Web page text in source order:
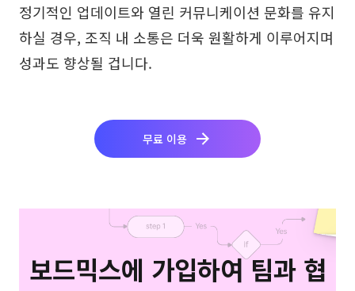
정기적인 업데이트와 열린 커뮤니케이션 문화를 유지
하실 경우, 조직 내 소통은 더욱 원활하게 이루어지며
성과도 향상될 겁니다.
무료 이용
보드믹스에 가입하여 팀과 협